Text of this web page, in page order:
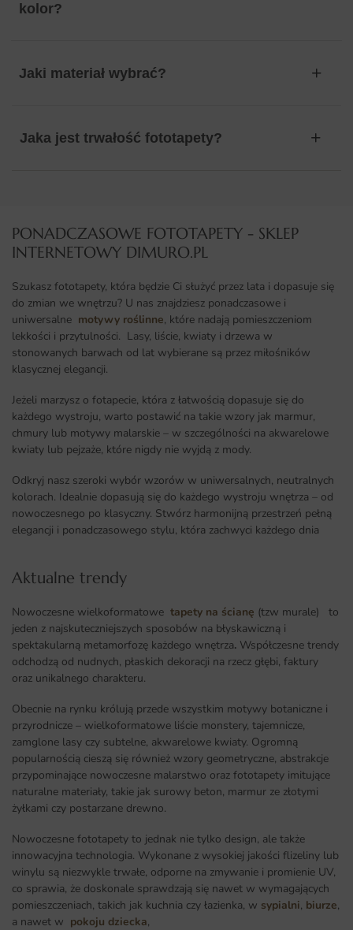
kolor?
Jaki materiał wybrać?
Jaka jest trwałość fototapety?
PONADCZASOWE FOTOTAPETY - SKLEP
INTERNETOWY DIMURO.PL​
Szukasz fototapety, która będzie Ci służyć przez lata i dopasuje się
do zmian we wnętrzu? U nas znajdziesz ponadczasowe i
uniwersalne motywy roślinne, które nadają pomieszczeniom
lekkości i przytulności. Lasy, liście, kwiaty i drzewa w
stonowanych barwach od lat wybierane są przez miłośników
klasycznej elegancji.
Jeżeli marzysz o fotapecie, która z łatwością dopasuje się do
każdego wystroju, warto postawić na takie wzory jak marmur,
chmury lub motywy malarskie – w szczególności na akwarelowe
kwiaty lub pejzaże, które nigdy nie wyjdą z mody.
Odkryj nasz szeroki wybór wzorów w uniwersalnych, neutralnych
kolorach. Idealnie dopasują się do każdego wystroju wnętrza – od
nowoczesnego po klasyczny. Stwórz harmonijną przestrzeń pełną
elegancji i ponadczasowego stylu, która zachwyci każdego dnia
Aktualne trendy​
Nowoczesne wielkoformatowe tapety na ścianę (tzw murale) to
jeden z najskuteczniejszych sposobów na błyskawiczną i
spektakularną metamorfozę każdego wnętrza. Współczesne trendy
odchodzą od nudnych, płaskich dekoracji na rzecz głębi, faktury
oraz unikalnego charakteru.
Obecnie na rynku królują przede wszystkim motywy botaniczne i
przyrodnicze – wielkoformatowe liście monstery, tajemnicze,
zamglone lasy czy subtelne, akwarelowe kwiaty. Ogromną
popularnością cieszą się również wzory geometryczne, abstrakcje
przypominające nowoczesne malarstwo oraz fototapety imitujące
naturalne materiały, takie jak surowy beton, marmur ze złotymi
żyłkami czy postarzane drewno.
Nowoczesne fototapety to jednak nie tylko design, ale także
innowacyjna technologia. Wykonane z wysokiej jakości flizeliny lub
winylu są niezwykle trwałe, odporne na zmywanie i promienie UV,
co sprawia, że doskonale sprawdzają się nawet w wymagających
pomieszczeniach, takich jak kuchnia czy łazienka, w sypialni, biurze,
a nawet w pokoju dziecka,